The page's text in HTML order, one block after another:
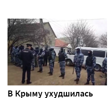
В Крыму ухудшилась